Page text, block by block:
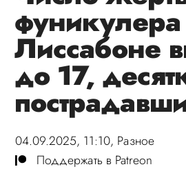
Лиссабоне
до 17,
04.09.2025, 11:10, Разное
Поддержать в Patreon